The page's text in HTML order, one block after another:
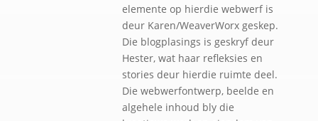
elemente op hierdie webwerf is
deur Karen/WeaverWorx geskep.
Die blogplasings is geskryf deur
Hester, wat haar refleksies en
stories deur hierdie ruimte deel.
Die webwerfontwerp, beelde en
algehele inhoud bly die